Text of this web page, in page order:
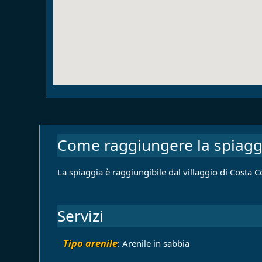
Come raggiungere la
La spiaggia è raggiungibile dal villaggio di Costa
Servizi
Tipo arenile: Arenile in sabbia